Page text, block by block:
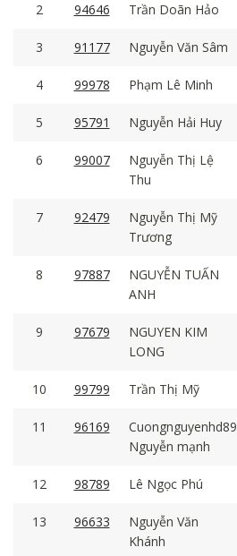
2 94646 Trần Doãn Hảo
3 91177 Nguyễn Văn Sâm
4 99978 Phạm Lê Minh
5 95791 Nguyễn Hải Huy
6 99007
Nguyễn Thị Lệ
Thu
7 92479
Nguyễn Thị Mỹ
Trương
8 97887
NGUYỄN TUẤN
ANH
9 97679
NGUYEN KIM
LONG
10 99799 Trần Thị Mỹ
11 96169
Cuongnguyenhd89
Nguyễn mạnh
12 98789 Lê Ngọc Phú
13 96633
Nguyễn Văn
Khánh